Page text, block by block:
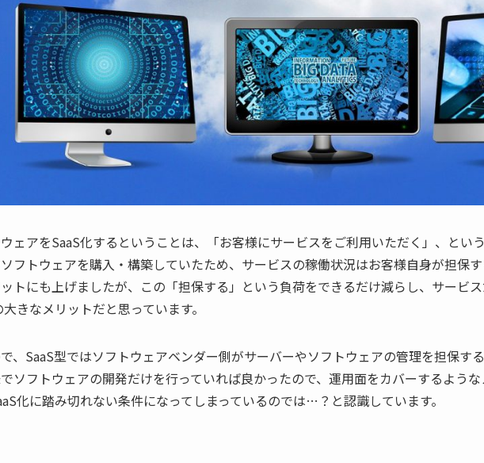
ェアをSaaS化するということは、「お客様にサービスをご利用いただく」、とい
フトウェアを購入・構築していたため、サービスの稼働状況はお客様自身が担保
トにも上げましたが、この「担保する」という負荷をできるだけ減らし、サービ
大きなメリットだと思っています。
、SaaS型ではソフトウェアベンダー側がサーバーやソフトウェアの管理を担保す
ソフトウェアの開発だけを行っていれば良かったので、運用面をカバーするよう
化に踏み切れない条件になってしまっているのでは…？と認識しています。